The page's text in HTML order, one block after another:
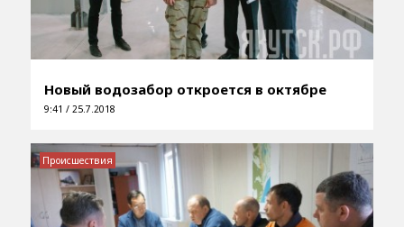
Новый водозабор откроется в октябре
9:41 / 25.7.2018
Происшествия